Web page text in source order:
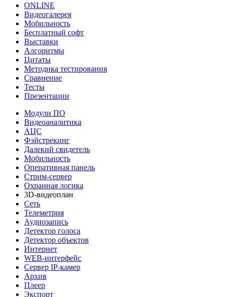
ONLINE
Видеогалерея
Мобильность
Бесплатный софт
Выставки
Алгоритмы
Цитаты
Методика тестирования
Сравнение
Тесты
Презентации
Модули ПО
Видеоаналитика
АЦС
Фэйстрекинг
Далекий свидетель
Мобильность
Оперативная панель
Стрим-сервер
Охранная логика
3D-видеоплан
Сеть
Телеметрия
Аудиозапись
Детектор голоса
Детектор объектов
Интернет
WEB-интерфейс
Сервер IP-камер
Архив
Плеер
Экспорт